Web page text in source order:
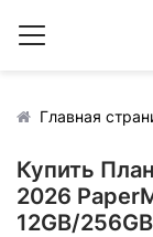
Главная
Купить
2026
12GB/